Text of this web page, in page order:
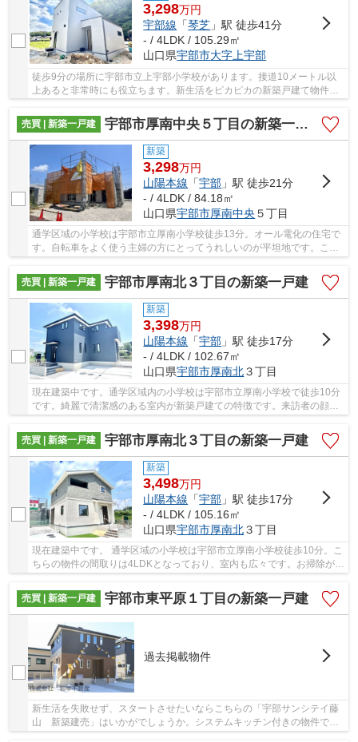
3,298万円
宇部線 「琴芝 」駅 徒歩41分
- / 4LDK / 105.29㎡
山口県宇部市大字上宇部
徒歩9分の場所に宇部市立上宇部小学校があります。接道10メートル以
上あると非常時にも役立ちます。新生活をピカピカの新築戸建て物件で
売買 | 新築一戸建
宇部市厚南中央５丁目の新築一戸建
新築
3,298万円
山陽本線 「宇部 」駅 徒歩21分
- / 4LDK / 84.18㎡
山口県宇部市厚南中央 ５丁目
通学区域の小学校は宇部市立厚南小学校徒歩13分。オール電化の住宅で
す。自転車をよく使う主婦の方にとってうれしいのが平坦地です。こち
売買 | 新築一戸建
宇部市厚南北３丁目の新築一戸建
新築
3,398万円
山陽本線 「宇部 」駅 徒歩17分
- / 4LDK / 102.67㎡
山口県宇部市厚南北３丁目
現在建築中です。通学区域内の小学校は宇部市立厚南小学校で徒歩10分
です。綺麗で清潔感のある室内が新築戸建ての特徴です。来訪者の顔が
売買 | 新築一戸建
宇部市厚南北３丁目の新築一戸建
新築
3,498万円
山陽本線 「宇部 」駅 徒歩17分
- / 4LDK / 105.16㎡
山口県宇部市厚南北３丁目
現在建築中です。 通学区域の小学校は宇部市立厚南小学校徒歩10分。こ
ちらの物件の間取りは4LDKとなっており、室内も広々です。お掃除がし
売買 | 新築一戸建
宇部市東平原１丁目の新築一戸建
過去掲載物件
新生活を失敗せず、スタートさせたいならこちらの「宇部サンシテイ藤
山 新築建売」はいかがでしょうか。システムキッチン付きの物件で作
業効率がとても良くなります。フローリングは...